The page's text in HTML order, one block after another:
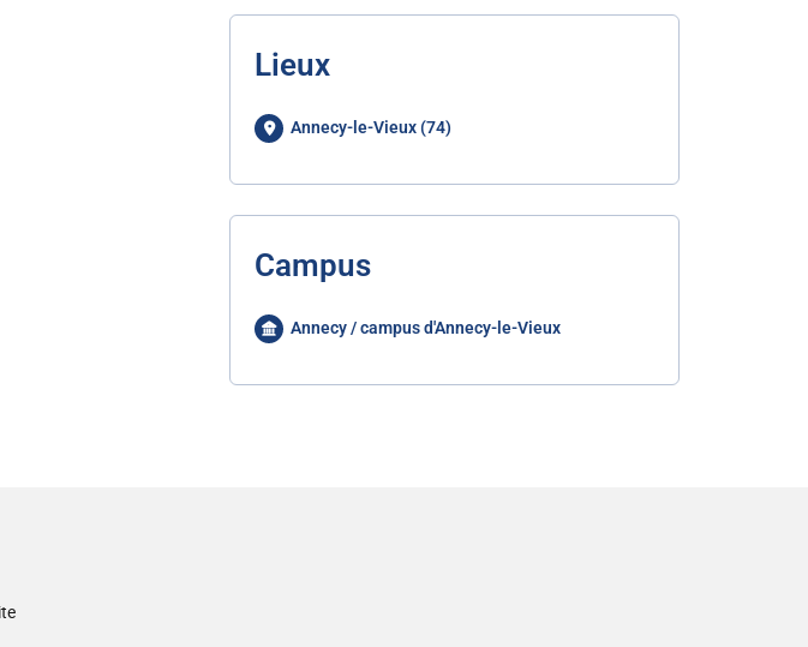
Lieux
Annecy-le-Vieux (74)
Campus
Annecy / campus d'Annecy-le-Vieux